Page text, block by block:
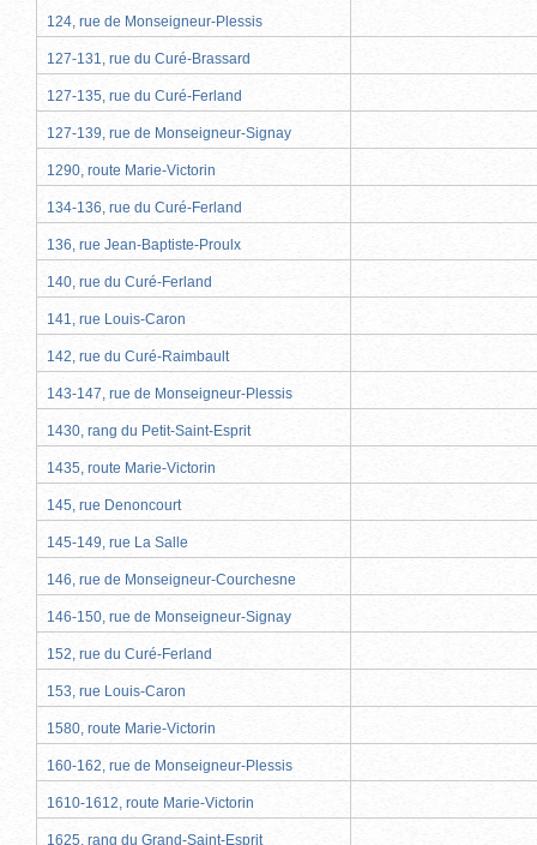
124, rue de Monseigneur-Plessis
127-131, rue du Curé-Brassard
127-135, rue du Curé-Ferland
127-139, rue de Monseigneur-Signay
1290, route Marie-Victorin
134-136, rue du Curé-Ferland
136, rue Jean-Baptiste-Proulx
140, rue du Curé-Ferland
141, rue Louis-Caron
142, rue du Curé-Raimbault
143-147, rue de Monseigneur-Plessis
1430, rang du Petit-Saint-Esprit
1435, route Marie-Victorin
145, rue Denoncourt
145-149, rue La Salle
146, rue de Monseigneur-Courchesne
146-150, rue de Monseigneur-Signay
152, rue du Curé-Ferland
153, rue Louis-Caron
1580, route Marie-Victorin
160-162, rue de Monseigneur-Plessis
1610-1612, route Marie-Victorin
1625, rang du Grand-Saint-Esprit